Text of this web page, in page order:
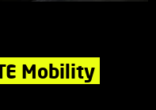
Mobility